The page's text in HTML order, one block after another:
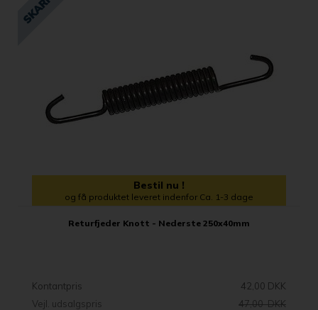
Bestil nu !
og få produktet leveret indenfor Ca. 1-3 dage
Returfjeder Knott - Nederste 250x40mm
Kontantpris
42,00 DKK
Vejl. udsalgspris
47,00 DKK